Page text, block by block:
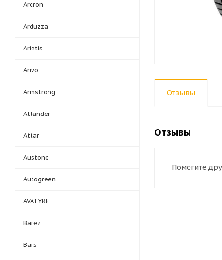
Отзывы
Отзывы
Помогите
Arcron
Arduzza
Arietis
Arivo
Armstrong
Atlander
Attar
Austone
Autogreen
AVATYRE
Barez
Bars